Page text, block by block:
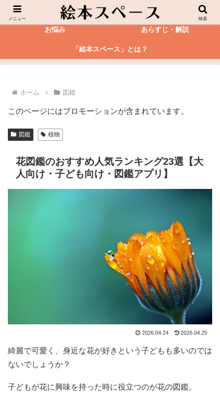
絵本
お悩み あらすじ・解説
「絵本スペース」とは？
ホーム 図鑑
このページにはプロモーションが含まれています。
図鑑 植物
花図鑑のおすすめ人気ランキング23選【大
人向け・子ども向け・図鑑アプリ】
2026.04.24 2026.04.25
綺麗で可愛く、身近な花が好きという子どもも多いのでは
ないでしょうか？
子どもが花に興味を持った時に役立つのが花の図鑑。
メニュー 検索